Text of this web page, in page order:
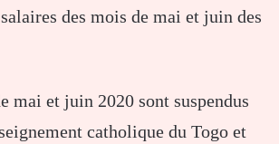
des mois de mai et juin des
mai et juin 2020 sont suspendus
catholique du Togo et